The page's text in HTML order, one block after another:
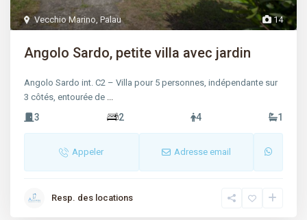
14
Vecchio Marino,Palau
Angolo Sardo, petite villa avec jardin
Angolo Sardo int. C2 – Villa pour 5 personnes, indépendante sur
3 côtés, entourée de ...
3 2 4 1
Appeler Adresse email
Resp. des locations